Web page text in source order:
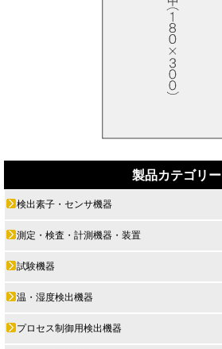
製品カテゴリー
検出素子・センサ機器
測定・検査・計測機器・装置
試験機器
温・湿度検出機器
プロセス制御用検出機器